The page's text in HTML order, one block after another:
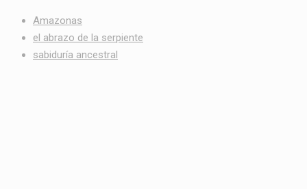
Amazonas
el abrazo de la serpiente
sabiduría ancestral